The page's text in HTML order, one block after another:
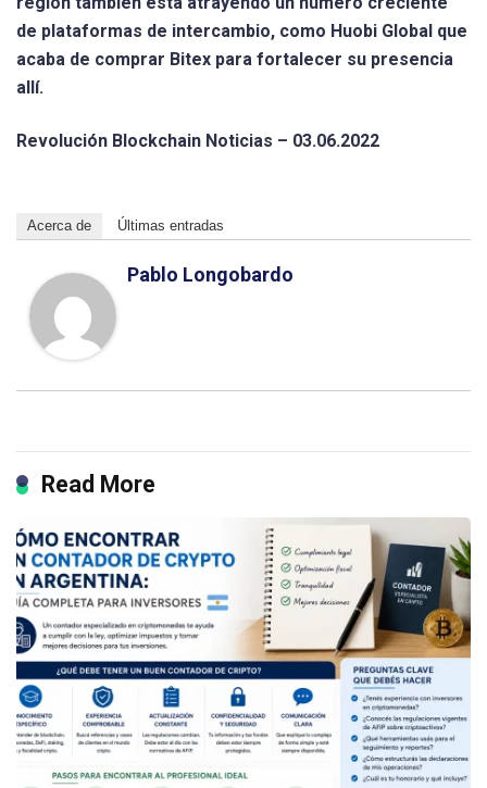
de plataformas de intercambio, como Huobi Global que
acaba de comprar Bitex para fortalecer su presencia
allí.
Revolución Blockchain Noticias – 03.06.2022
Acerca de Últimas entradas
Pablo Longobardo
Read More